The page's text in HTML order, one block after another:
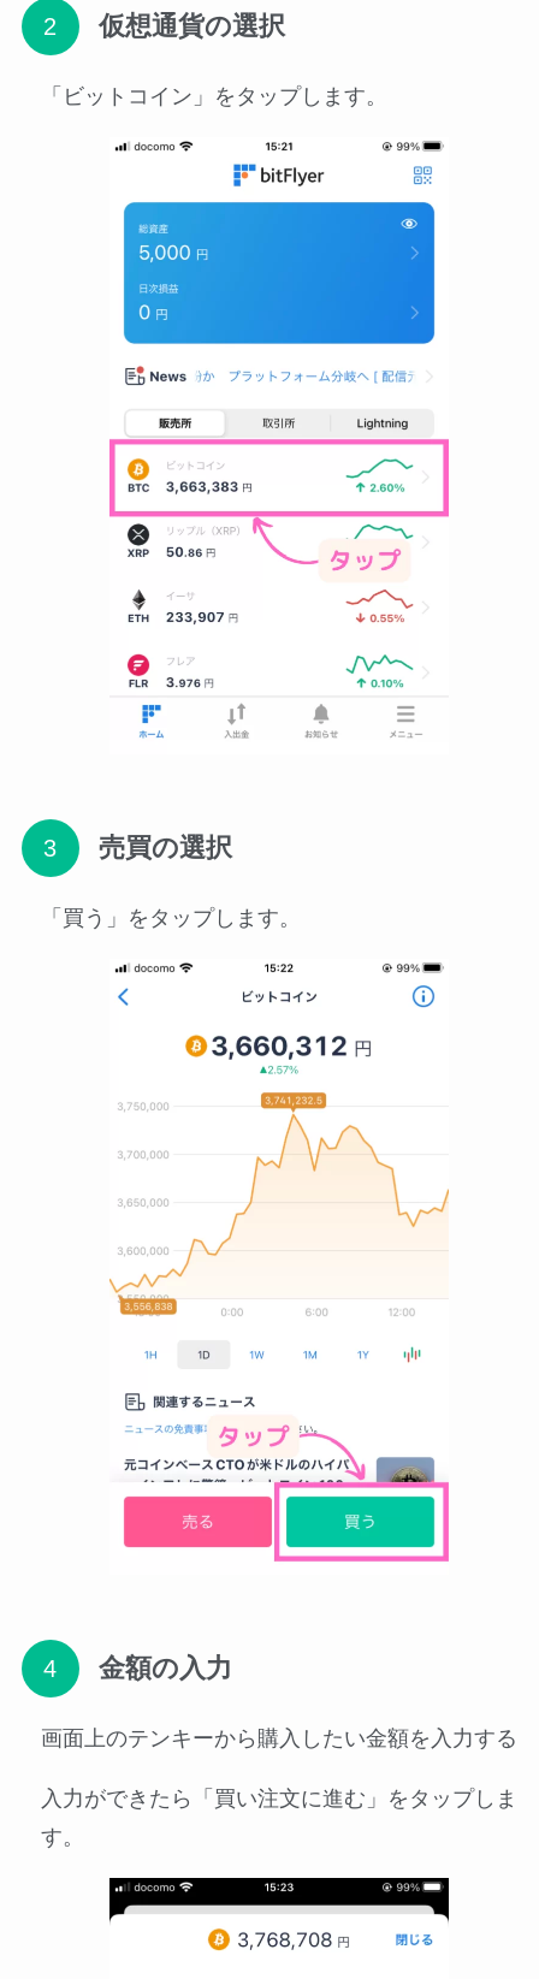
仮想通貨の選択
「ビットコイン」をタップします。
売買の選択
「買う」をタップします。
金額の入力
画面上のテンキーから購入したい金額を入力する
入力ができたら「買い注文に進む」をタップしま
す。